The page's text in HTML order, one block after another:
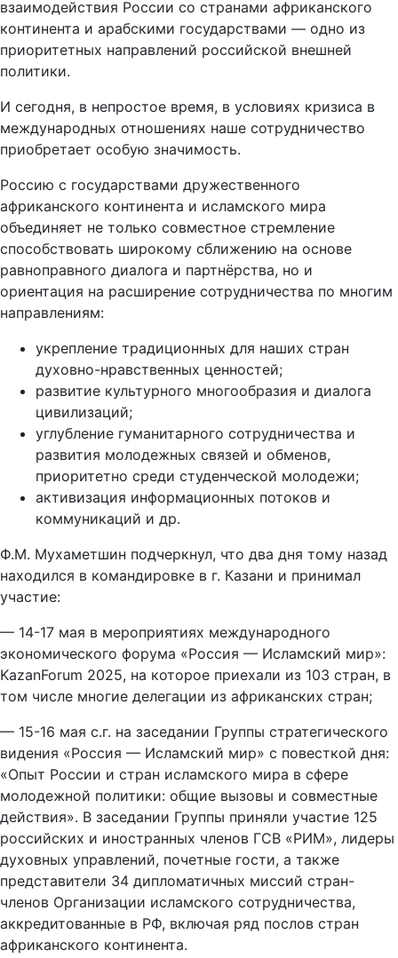
взаимодействия России со странами африканского
континента и арабскими государствами — одно из
приоритетных направлений российской внешней
политики.
И сегодня, в непростое время, в условиях кризиса в
международных отношениях наше сотрудничество
приобретает особую значимость.
Россию с государствами дружественного
африканского континента и исламского мира
объединяет не только совместное стремление
способствовать широкому сближению на основе
равноправного диалога и партнёрства, но и
ориентация на расширение сотрудничества по многим
направлениям:
укрепление традиционных для наших стран
духовно-нравственных ценностей;
развитие культурного многообразия и диалога
цивилизаций;
углубление гуманитарного сотрудничества и
развития молодежных связей и обменов,
приоритетно среди студенческой молодежи;
активизация информационных потоков и
коммуникаций и др.
Ф.М. Мухаметшин подчеркнул, что два дня тому назад
находился в командировке в г. Казани и принимал
участие:
— 14-17 мая в мероприятиях международного
экономического форума «Россия — Исламский мир»:
KazanForum 2025, на которое приехали из 103 стран, в
том числе многие делегации из африканских стран;
— 15-16 мая с.г. на заседании Группы стратегического
видения «Россия — Исламский мир» с повесткой дня:
«Опыт России и стран исламского мира в сфере
молодежной политики: общие вызовы и совместные
действия». В заседании Группы приняли участие 125
российских и иностранных членов ГСВ «РИМ», лидеры
духовных управлений, почетные гости, а также
представители 34 дипломатичных миссий стран-
членов Организации исламского сотрудничества,
аккредитованные в РФ, включая ряд послов стран
африканского континента.